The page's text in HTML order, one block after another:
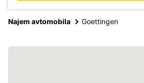
Najem avtomobila Goettingen